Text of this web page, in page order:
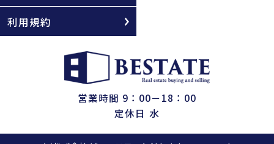
利用規約
営業時間 9：00－18：00
定休日 水